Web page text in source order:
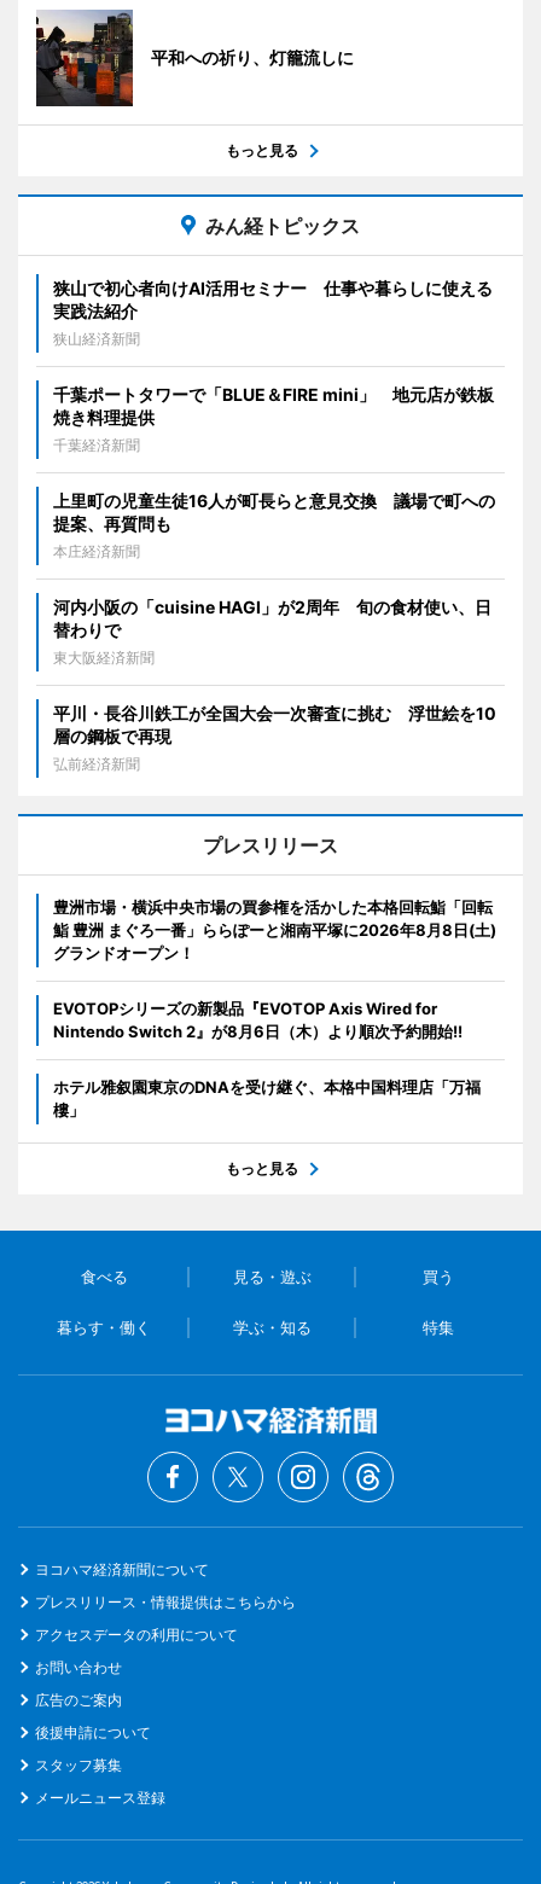
平和への祈り、灯籠流しに
もっと見る
みん経トピックス
狭山で初心者向けAI活用セミナー 仕事や暮らしに使える
実践法紹介
狭山経済新聞
千葉ポートタワーで「BLUE＆FIRE mini」 地元店が鉄板
焼き料理提供
千葉経済新聞
上里町の児童生徒16人が町長らと意見交換 議場で町への
提案、再質問も
本庄経済新聞
河内小阪の「cuisine HAGI」が2周年 旬の食材使い、日
替わりで
東大阪経済新聞
平川・長谷川鉄工が全国大会一次審査に挑む 浮世絵を10
層の鋼板で再現
弘前経済新聞
プレスリリース
豊洲市場・横浜中央市場の買参権を活かした本格回転鮨「回転
鮨 豊洲 まぐろ一番」ららぽーと湘南平塚に2026年8月8日(土)
グランドオープン！
EVOTOPシリーズの新製品『EVOTOP Axis Wired for
Nintendo Switch 2』が8月6日（木）より順次予約開始!!
ホテル雅叙園東京のDNAを受け継ぐ、本格中国料理店「万福
樓」
もっと見る
食べる 見る・遊ぶ 買う
暮らす・働く 学ぶ・知る 特集
ヨコハマ経済新聞について
プレスリリース・情報提供はこちらから
アクセスデータの利用について
お問い合わせ
広告のご案内
後援申請について
スタッフ募集
メールニュース登録